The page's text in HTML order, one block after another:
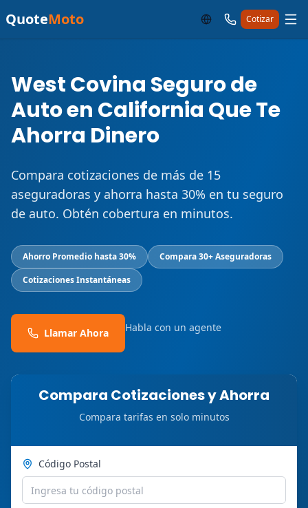
QuoteMoto Cotizar
West Covina Seguro de
Auto en California Que Te
Ahorra Dinero
Compara cotizaciones de más de 15
aseguradoras y ahorra hasta 30% en tu seguro
de auto. Obtén cobertura en minutos.
Ahorro Promedio hasta 30%
Compara 30+ Aseguradoras
Cotizaciones Instantáneas
Llamar Ahora Habla con un agente
Compara Cotizaciones y Ahorra
Compara tarifas en solo minutos
Código Postal